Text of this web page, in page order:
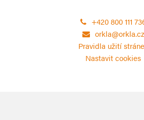
+420 800 111
orkla@orkla.cz
Pravidla užití
Nastavit cookies